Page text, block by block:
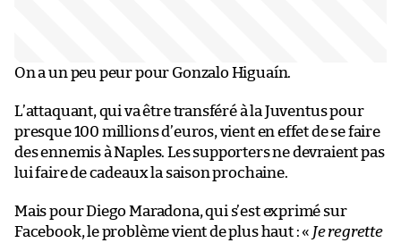
On a un peu peur pour Gonzalo Higuaín.
L’attaquant, qui va être transféré à la Juventus pour
presque 100 millions d’euros, vient en effet de se faire
des ennemis à Naples. Les supporters ne devraient pas
lui faire de cadeaux la saison prochaine.
Mais pour Diego Maradona, qui s’est exprimé sur
Facebook, le problème vient de plus haut : « Je regrette